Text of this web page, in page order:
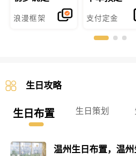
浪漫框架 支付定金
生日攻略
生日布置 生日策划
温州生日布置，温